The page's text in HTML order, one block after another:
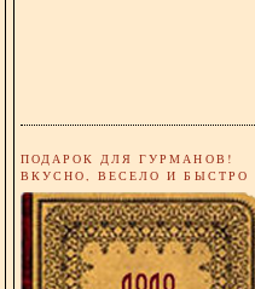
ПОДАРОК ДЛЯ ГУРМАНОВ!
ВКУСНО, ВЕСЕЛО И БЫСТРО